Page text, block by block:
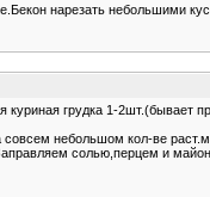
нарезать небольшими
грудка 1-2шт.(бывает
небольшом кол-ве
солью,перцем и